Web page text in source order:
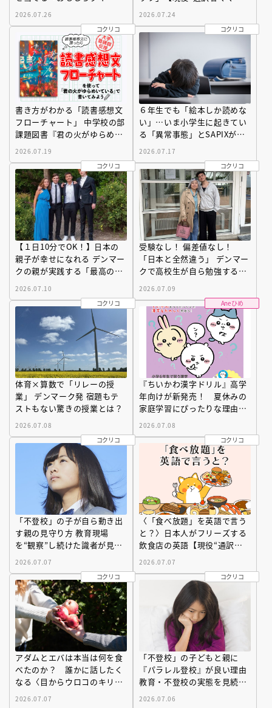
ズ」！
2026.07.26
教える！ これぞ「最旬」ネイ
ティブの英語表現】
2026.07.24
コクリコ
書き方がわかる「読書感想文
フローチャート」 中学校の部
課題図書『君の火がゆらめい
ている』で〔大手塾講師〕が
2026.07.19
コクリコ
６年生でも「絵本しか読めな
い」…いま小学生に起きてい
る「異常事態」とSAPIXが見
つけた「それでも偏差値を上
げるための答え」
2026.07.17
コクリコ
【１日10分でOK！】日本の
親子が幸せになれる デンマー
クの親が実践する「最高の習
2026.07.10
コクリコ
受験なし！ 偏差値なし！
「日本と全然違う」 デンマー
クで高校生が自ら勉強する
2026.07.09
コクリコ
体育×算数で「リレーの授
業」 デンマーク発 宿題もテ
ストもない驚きの授業とは？
2026.07.08
Aneひめ
『ちいかわ漢字ドリル』高学
年向けが新発売！ 夏休みの
家庭学習にぴったりな理由と
2026.07.08
コクリコ
「不登校」の子が自ら動き出
す親の見守り方 教育現場
を“観察”し続けた識者が見つ
2026.07.07
コクリコ
〈「食べ放題」を英語で言う
と？〉日本人がフリーズする
飲食店の英語【現役“通訳者
「最旬」ネイティブの英語表
2026.07.07
コクリコ
アダムとエバは本当は何を食
べたのか？ 誰かに話したく
なる〈目からウロコのキリス
ト教〉
2026.07.07
コクリコ
「不登校」の子どもと親に
『パラレル登校』が良い理由
教育・不登校の実態を見続け
た識者が説く「選択肢」
2026.07.06